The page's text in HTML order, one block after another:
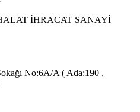
İHRACAT SANAYİ
No:6A/A ( Ada:190 ,